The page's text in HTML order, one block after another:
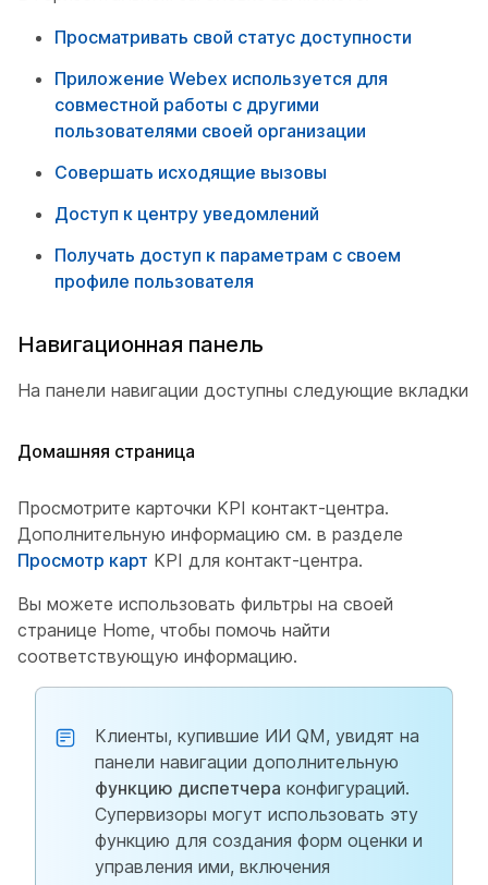
Просматривать свой статус доступности
Приложение Webex используется для
совместной работы с другими
пользователями своей организации
Совершать исходящие вызовы
Доступ к центру уведомлений
Получать доступ к параметрам с своем
профиле пользователя
Навигационная панель
На панели навигации доступны следующие вкладки
Домашняя страница
Просмотрите карточки KPI контакт-центра.
Дополнительную информацию см. в разделе
Просмотр карт KPI для контакт-центра.
Вы можете использовать фильтры на своей
странице Home, чтобы помочь найти
соответствующую информацию.
Клиенты, купившие ИИ QM, увидят на
панели навигации дополнительную
функцию диспетчера конфигураций.
Супервизоры могут использовать эту
функцию для создания форм оценки и
управления ими, включения